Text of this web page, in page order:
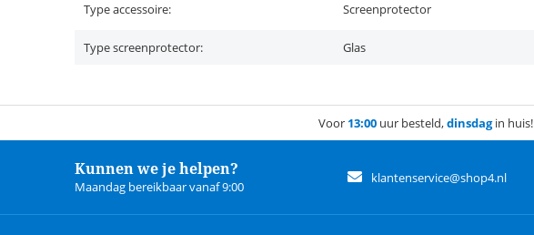
Type accessoire: Screenprotector
Type screenprotector: Glas
Voor 13:00uur besteld,dinsdagin huis!
Kunnen we je helpen?
Maandag bereikbaar vanaf 9:00
klantenservice@shop4.nl